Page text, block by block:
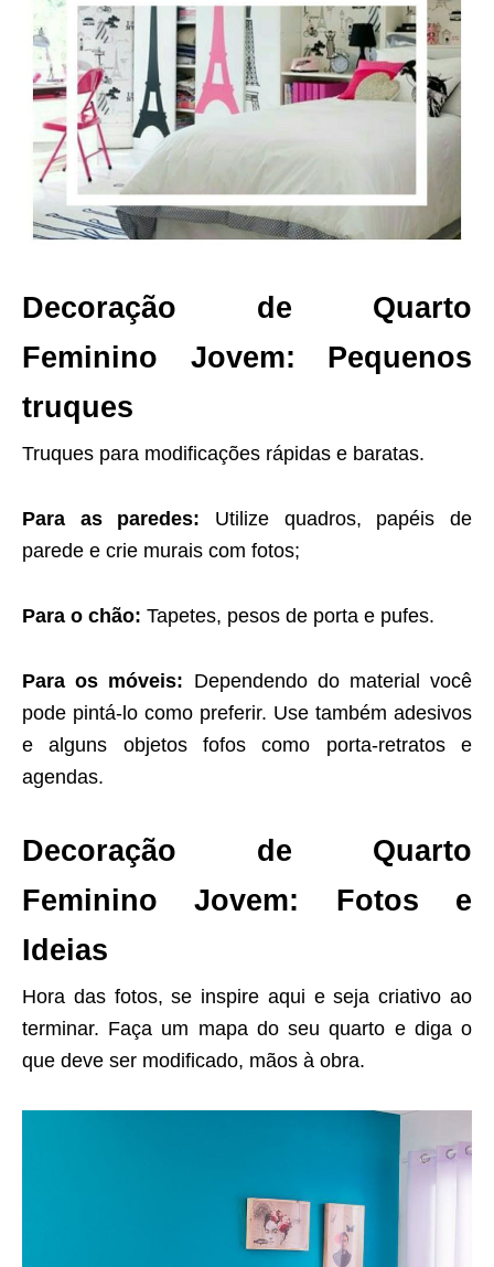
Decoração de Quarto
Feminino Jovem: Pequenos
truques
Truques para modificações rápidas e baratas.
Para as paredes: Utilize quadros, papéis de
parede e crie murais com fotos;
Para o chão: Tapetes, pesos de porta e pufes.
Para os móveis: Dependendo do material você
pode pintá-lo como preferir. Use também adesivos
e alguns objetos fofos como porta-retratos e
agendas.
Decoração de Quarto
Feminino Jovem: Fotos e
Ideias
Hora das fotos, se inspire aqui e seja criativo ao
terminar. Faça um mapa do seu quarto e diga o
que deve ser modificado, mãos à obra.